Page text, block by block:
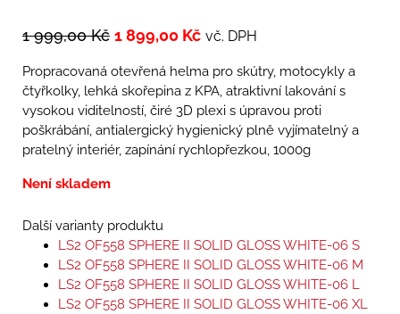
1 999,00Kč 1 899,00 Kč vč. DPH
Propracovaná otevřená helma pro skútry, motocykly a
čtyřkolky, lehká skořepina z KPA, atraktivní lakování s
vysokou viditelností, čiré 3D plexi s úpravou proti
poškrábání, antialergický hygienický plně vyjímatelný a
pratelný interiér, zapínání rychlopřezkou, 1000g
Není skladem
Další varianty produktu
LS2 OF558 SPHERE II SOLID GLOSS WHITE-06 S
LS2 OF558 SPHERE II SOLID GLOSS WHITE-06 M
LS2 OF558 SPHERE II SOLID GLOSS WHITE-06 L
LS2 OF558 SPHERE II SOLID GLOSS WHITE-06 XL